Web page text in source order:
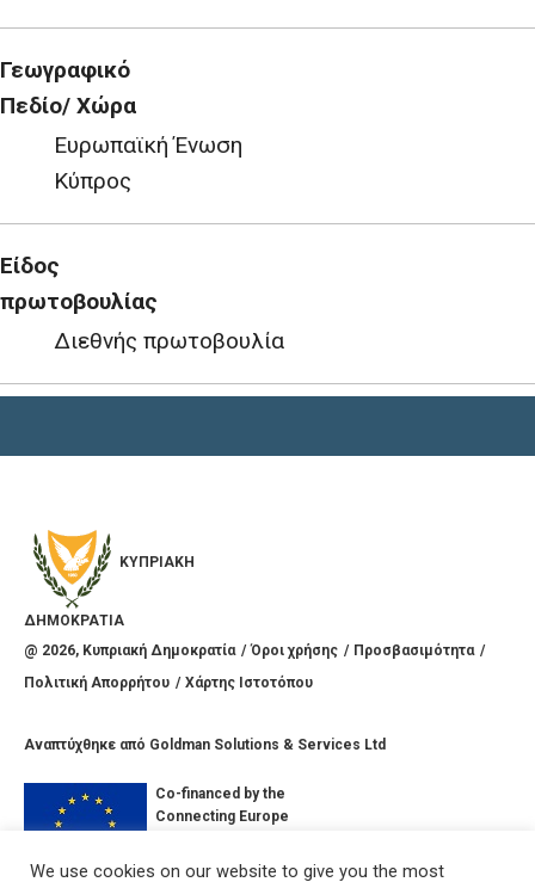
Γεωγραφικό
Πεδίο/ Χώρα
Ευρωπαϊκή Ένωση
Κύπρος
Είδος
πρωτοβουλίας
Διεθνής πρωτοβουλία
ΚΥΠΡΙΑΚΗ
ΔΗΜΟΚΡΑΤΙΑ
@ 2026, Κυπριακή Δημοκρατία Όροι χρήσης
Προσβασιμότητα
Πολιτική Απορρήτου
Χάρτης Ιστοτόπου
Αναπτύχθηκε από Goldman Solutions & Services Ltd
Co-financed by the
Connecting Europe
European Union
We use cookies on our website to give you the most